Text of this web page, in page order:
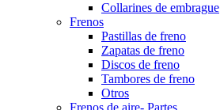
Collarines de embrague
Frenos
Pastillas de freno
Zapatas de freno
Discos de freno
Tambores de freno
Otros
Frenos de aire- Partes